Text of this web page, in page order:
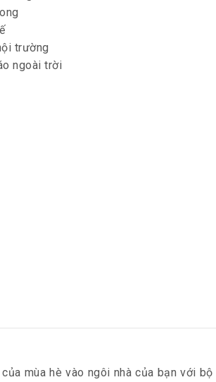
trường
ngoài trời
mùa hè vào ngôi nhà của bạn với bộ